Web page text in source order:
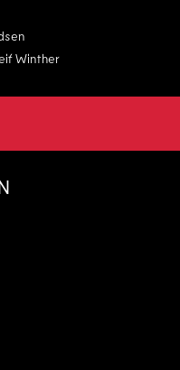
Winther